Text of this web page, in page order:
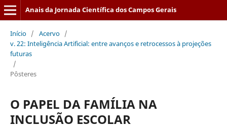
Anais da Jornada Científica dos Campos Gerais
Início / Acervo /
v. 22: Inteligência Artificial: entre avanços e retrocessos à projeções
futuras
/
Pôsteres
O PAPEL DA FAMÍLIA NA
INCLUSÃO ESCOLAR